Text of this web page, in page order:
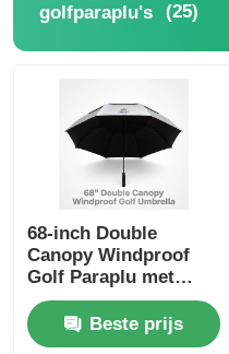
golfparaplu's (25)
68-inch Double
Canopy Windproof
Golf Paraplu met
UV50+ Titanium
zilveren stof en 100
km/h windweerstand
Beste prijs